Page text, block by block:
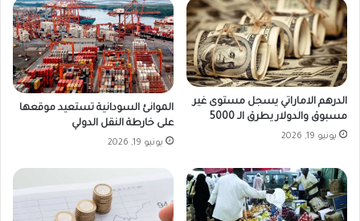
الدرهم الاماراتي يسجل مستوى غير
مسبوق والدولار يطرق الـ 5000
يونيو 19, 2026
الموانئ السودانية تستعيد موقعها
على خارطة النقل الدولي
يونيو 19, 2026